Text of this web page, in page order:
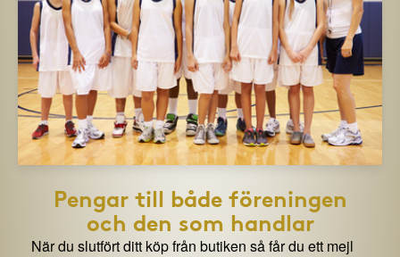
Pengar till både föreningen
och den som handlar
När du slutfört ditt köp från butiken så får du ett mejl